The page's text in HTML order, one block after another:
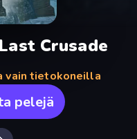
Crusade
vain tietokoneilla
pelejä